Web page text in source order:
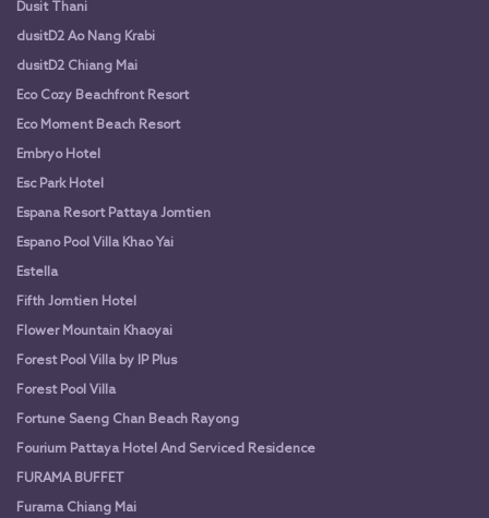
Dusit Thani
dusitD2 Ao Nang Krabi
dusitD2 Chiang Mai
Eco Cozy Beachfront Resort
Eco Moment Beach Resort
Embryo Hotel
Esc Park Hotel
Espana Resort Pattaya Jomtien
Espano Pool Villa Khao Yai
Estella
Fifth Jomtien Hotel
Flower Mountain Khaoyai
Forest Pool Villa by IP Plus
Forest Pool Villa
Fortune Saeng Chan Beach Rayong
Fourium Pattaya Hotel And Serviced Residence
FURAMA BUFFET
Furama Chiang Mai